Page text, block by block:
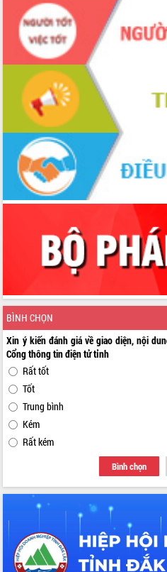
BÌNH CHỌN
Xin ý kiến đánh giá về giao diện, nội
Cổng thông tin điện tử tỉnh
Rất tốt
Tốt
Trung bình
Kém
Rất kém
Bình chọn